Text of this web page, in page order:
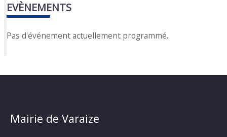
EVÈNEMENTS
Pas d'événement actuellement programmé.
Mairie de Varaize